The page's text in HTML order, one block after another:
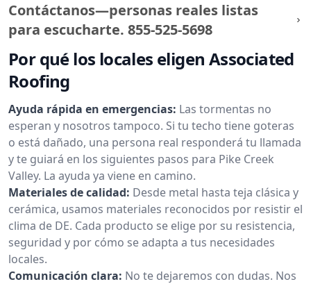
Contáctanos—personas reales listas
para escucharte. 855-525-5698
Por qué los locales eligen Associated
Roofing
Ayuda rápida en emergencias: Las tormentas no
esperan y nosotros tampoco. Si tu techo tiene goteras
o está dañado, una persona real responderá tu llamada
y te guiará en los siguientes pasos para Pike Creek
Valley. La ayuda ya viene en camino.
Materiales de calidad: Desde metal hasta teja clásica y
cerámica, usamos materiales reconocidos por resistir el
clima de DE. Cada producto se elige por su resistencia,
seguridad y por cómo se adapta a tus necesidades
locales.
Comunicación clara: No te dejaremos con dudas. Nos